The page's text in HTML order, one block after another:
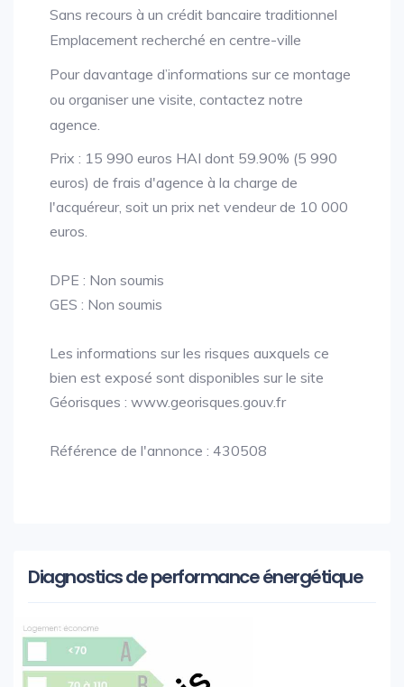
Sans recours à un crédit bancaire traditionnel
Emplacement recherché en centre-ville
Pour davantage d’informations sur ce montage
ou organiser une visite, contactez notre
agence.
Prix : 15 990 euros HAI dont 59.90% (5 990
euros) de frais d'agence à la charge de
l'acquéreur, soit un prix net vendeur de 10 000
euros.
DPE : Non soumis
GES : Non soumis
Les informations sur les risques auxquels ce
bien est exposé sont disponibles sur le site
Géorisques : www.georisques.gouv.fr
Référence de l'annonce : 430508
Diagnostics de performance énergétique